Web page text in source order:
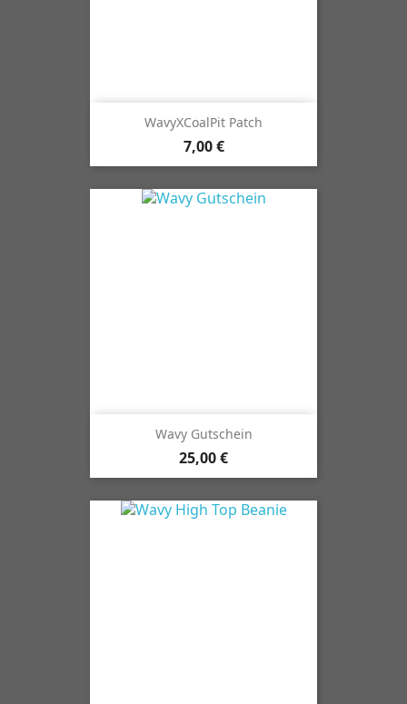
WavyXCoalPit Patch
7,00 €
Wavy Gutschein
25,00 €